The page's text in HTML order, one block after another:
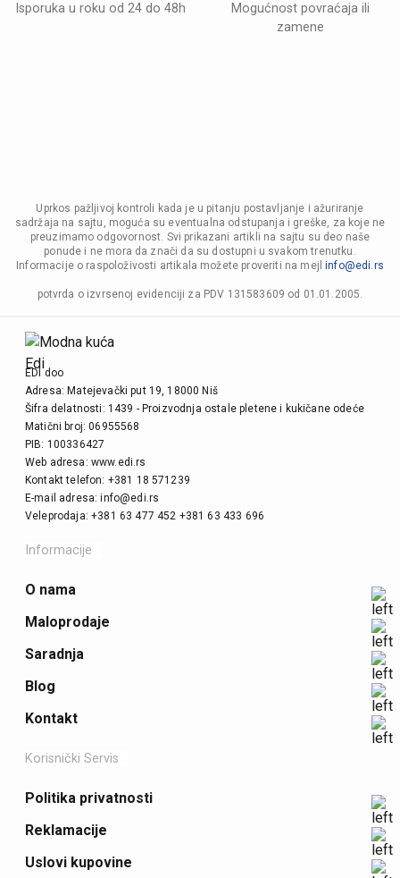
Isporuka u roku od 24 do 48h
Mogućnost povraćaja ili
zamene
Uprkos pažljivoj kontroli kada je u pitanju postavljanje i ažuriranje
sadržaja na sajtu, moguća su eventualna odstupanja i greške, za koje ne
preuzimamo odgovornost. Svi prikazani artikli na sajtu su deo naše
ponude i ne mora da znači da su dostupni u svakom trenutku.
Informacije o raspoloživosti artikala možete proveriti na mejlinfo@edi.rs
potvrda o izvrsenoj evidenciji za PDV 131583609 od 01.01.2005.
EDI doo
Adresa: Matejevački put 19, 18000 Niš
Šifra delatnosti: 1439 - Proizvodnja ostale pletene i kukičane odeće
Matični broj: 06955568
PIB: 100336427
Web adresa: www.edi.rs
Kontakt telefon: +381 18 571239
E-mail adresa: info@edi.rs
Veleprodaja: +381 63 477 452 +381 63 433 696
Informacije
O nama
Maloprodaje
Saradnja
Blog
Kontakt
Korisnički Servis
Politika privatnosti
Reklamacije
Uslovi kupovine